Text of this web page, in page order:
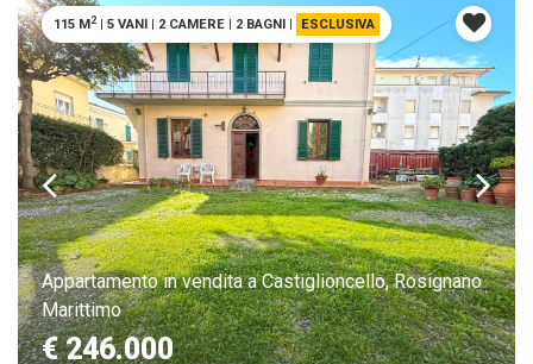
Appartamento in vendita a Castiglioncello, Rosignano
Marittimo
€ 246.000
115 M2 | 5 VANI | 2 CAMERE | 2 BAGNI | ESCLUSIVA